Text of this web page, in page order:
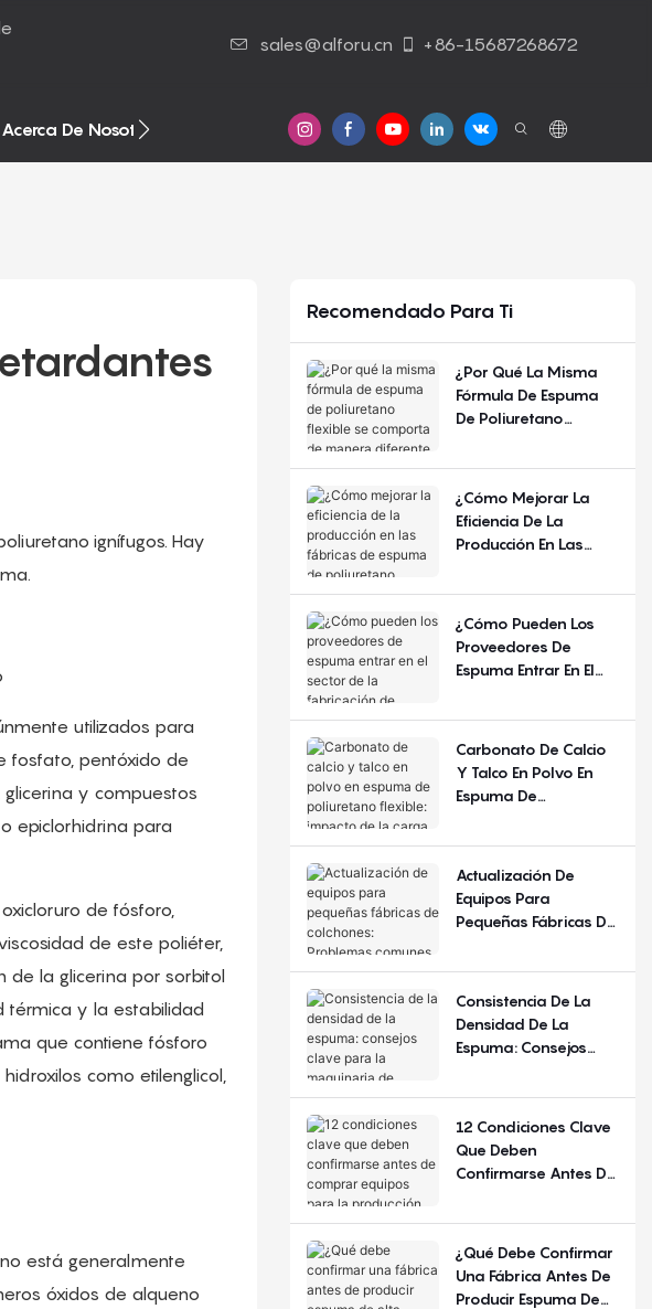
sales@alforu.cn +86-15687268672
Acerca De Nosotros Contáctenos
ignífugos. Hay
utilizados para
fosfato, pentóxido de
glicerina y compuestos
epiclorhidrina para
de fósforo,
de este poliéter,
de la glicerina por sorbitol
térmica y la estabilidad
que contiene fósforo
como etilenglicol,
está generalmente
óxidos de alqueno
Recomendado Para Ti
¿Por Qué La Misma
Fórmula De Espuma
De Poliuretano
De Manera Diferente
Año Y La Región?
¿Cómo Mejorar La
Eficiencia De La
Producción En Las
De Poliuretano
¿Cómo Pueden Los
Proveedores De
Espuma Entrar En El
Fabricación De
Carbonato De Calcio
Y Talco En Polvo En
Espuma De
Impacto De La Carga
Actualización De
Equipos Para
Pequeñas Fábricas De
Comunes Y Criterios
Consistencia De La
Densidad De La
Espuma: Consejos
Maquinaria De
12 Condiciones Clave
Que Deben
Confirmarse Antes De
Para La Producción De
¿Qué Debe Confirmar
Una Fábrica Antes De
Producir Espuma De